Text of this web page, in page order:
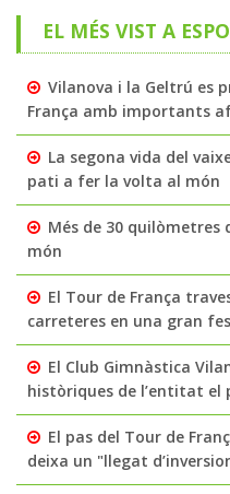
EL MÉS VIST A
Vilanova i la Geltrú es
França amb importants
La segona vida del
pati a fer la volta al món
Més de 30 quilòmetres
món
El Tour de França
carreteres en una gran
El Club Gimnàstica
històriques de l’entitat el
El pas del Tour de
deixa un "llegat